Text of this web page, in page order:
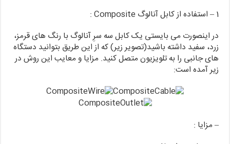
1 – استفاده از کابل آنالوگ Composite :
در اینصورت می بایستی یک کابل سه سرِ آنالوگ با رنگ های قرمز،
زرد، سفید داشته باشید(تصویر زیر) که از این طریق بتوانید دستگاه
های جانبی را به تلویزیون متصل کنید. مزایا و معایب این روش در
زیر آمده است:
– مزایا :